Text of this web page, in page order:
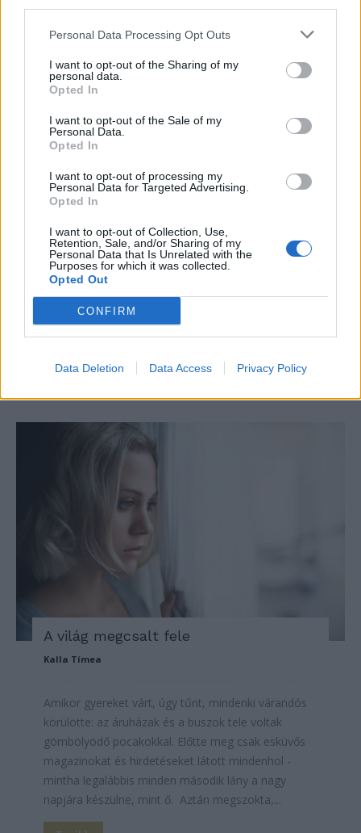
Personal Data Processing Opt Outs
I want to opt-out of the Sharing of my
personal data.
Opted In
I want to opt-out of the Sale of my
Personal Data.
Opted In
I want to opt-out of processing my
Personal Data for Targeted Advertising.
Opted In
I want to opt-out of Collection, Use,
Retention, Sale, and/or Sharing of my
Personal Data that Is Unrelated with the
Purposes for which it was collected.
Opted Out
CONFIRM
Data Deletion Data Access Privacy Policy
Kórházban apával
Kalla Tímea
Nagy rettegő szemek, kis gurulós bőröndök,
idegesen szétcsúszó fehér lapok. A gyerekkórház
aznapi műtétesei, mintha tudnák, mi vár rájuk, még
a szokásosnál is hisztisebbek, nyűgösebbek. Kivéve
egyet, az apját szolgai módon, csendesen követő,
hatéves-forma fiúcskát. Ő nem hisztizik, nem...
Tovább
A világ megcsalt fele
Kalla Tímea
Amikor gyereket várt, úgy tűnt, mindenki várandós
körülötte: az áruházak és a buszok tele voltak
gömbölyödő pocakokkal. Előtte meg csak esküvős
magazinokat és hirdetéseket látott mindenhol -
mintha legalábbis minden második lány a nagy
napjára készülne, mint ő. Aztán megszokta,...